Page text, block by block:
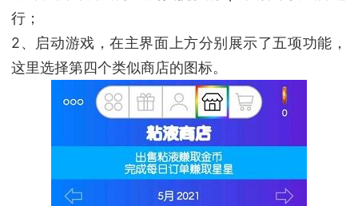
行；
2、启动游戏，在主界面上方分别展示了五项功能，
这里选择第四个类似商店的图标。